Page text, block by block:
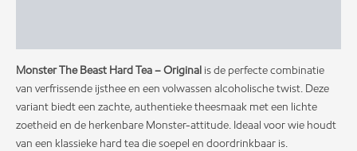
Monster The Beast Hard Tea – Original is de perfecte combinatie
van verfrissende ijsthee en een volwassen alcoholische twist. Deze
variant biedt een zachte, authentieke thee­smaak met een lichte
zoetheid en de herkenbare Monster-attitude. Ideaal voor wie houdt
van een klassieke hard tea die soepel en doordrinkbaar is.